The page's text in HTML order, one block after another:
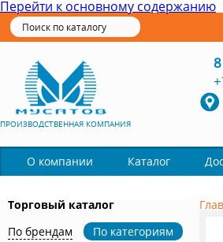
Перейти к основному содержанию
ПРОИЗВОДСТВЕННАЯ КОМПАНИЯ
О компании Каталог
Торговый каталог
По брендам
По категориям